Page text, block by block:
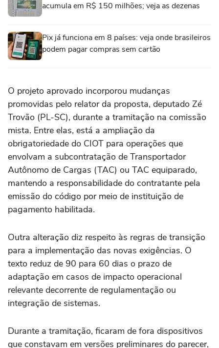
acumula em R$ 150 milhões; veja as dezenas
Pix já funciona em 8 países: veja onde brasileiros
podem pagar compras sem cartão
O projeto aprovado incorporou mudanças
promovidas pelo relator da proposta, deputado Zé
Trovão (PL-SC), durante a tramitação na comissão
mista. Entre elas, está a ampliação da
obrigatoriedade do CIOT para operações que
envolvam a subcontratação de Transportador
Autônomo de Cargas (TAC) ou TAC equiparado,
mantendo a responsabilidade do contratante pela
emissão do código por meio de instituição de
pagamento habilitada.
Outra alteração diz respeito às regras de transição
para a implementação das novas exigências. O
texto reduz de 90 para 60 dias o prazo de
adaptação em casos de impacto operacional
relevante decorrente de regulamentação ou
integração de sistemas.
Durante a tramitação, ficaram de fora dispositivos
que constavam em versões preliminares do parecer,